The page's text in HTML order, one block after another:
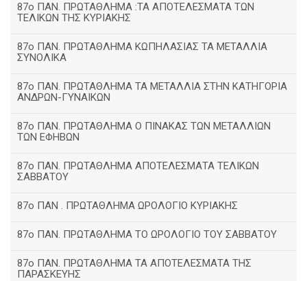
87ο ΠΑΝ. ΠΡΩΤΑΘΛΗΜΑ :ΤΑ ΑΠΟΤΕΛΕΣΜΑΤΑ ΤΩΝ
ΤΕΛΙΚΩΝ ΤΗΣ ΚΥΡΙΑΚΗΣ
87ο ΠΑΝ. ΠΡΩΤΑΘΛΗΜΑ ΚΩΠΗΛΑΣΙΑΣ ΤΑ ΜΕΤΑΛΛΙΑ
ΣΥΝΟΛΙΚΑ
87ο ΠΑΝ. ΠΡΩΤΑΘΛΗΜΑ ΤΑ ΜΕΤΑΛΛΙΑ ΣΤΗΝ ΚΑΤΗΓΟΡΙΑ
ΑΝΔΡΩΝ-ΓΥΝΑΙΚΩΝ
87ο ΠΑΝ. ΠΡΩΤΑΘΛΗΜΑ Ο ΠΙΝΑΚΑΣ ΤΩΝ ΜΕΤΑΛΛΙΩΝ
ΤΩΝ ΕΦΗΒΩΝ
87ο ΠΑΝ. ΠΡΩΤΑΘΛΗΜΑ ΑΠΟΤΕΛΕΣΜΑΤΑ ΤΕΛΙΚΩΝ
ΣΑΒΒΑΤΟΥ
87ο ΠΑΝ . ΠΡΩΤΑΘΛΗΜΑ ΩΡΟΛΟΓΙΟ ΚΥΡΙΑΚΗΣ
87ο ΠΑΝ. ΠΡΩΤΑΘΛΗΜΑ ΤΟ ΩΡΟΛΟΓΙΟ ΤΟΥ ΣΑΒΒΑΤΟΥ
87ο ΠΑΝ. ΠΡΩΤΑΘΛΗΜΑ ΤΑ ΑΠΟΤΕΛΕΣΜΑΤΑ ΤΗΣ
ΠΑΡΑΣΚΕΥΗΣ